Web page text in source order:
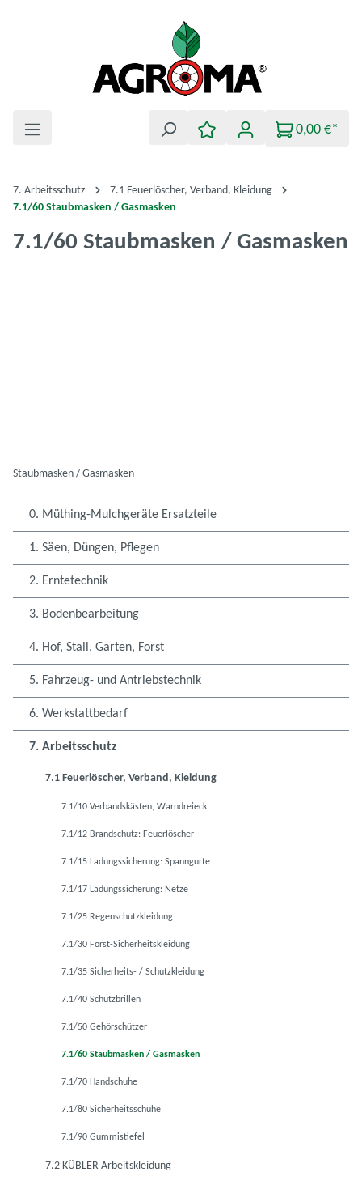
0,00 €*
7. Arbeitsschutz
7.1 Feuerlöscher, Verband, Kleidung
7.1/60 Staubmasken / Gasmasken
7.1/60 Staubmasken / Gasmasken
Staubmasken / Gasmasken
0. Müthing-Mulchgeräte Ersatzteile
1. Säen, Düngen, Pflegen
2. Erntetechnik
3. Bodenbearbeitung
4. Hof, Stall, Garten, Forst
5. Fahrzeug- und Antriebstechnik
6. Werkstattbedarf
7. Arbeitsschutz
7.1 Feuerlöscher, Verband, Kleidung
7.1/10 Verbandskästen, Warndreieck
7.1/12 Brandschutz: Feuerlöscher
7.1/15 Ladungssicherung: Spanngurte
7.1/17 Ladungssicherung: Netze
7.1/25 Regenschutzkleidung
7.1/30 Forst-Sicherheitskleidung
7.1/35 Sicherheits- / Schutzkleidung
7.1/40 Schutzbrillen
7.1/50 Gehörschützer
7.1/60 Staubmasken / Gasmasken
7.1/70 Handschuhe
7.1/80 Sicherheitsschuhe
7.1/90 Gummistiefel
7.2 KÜBLER Arbeitskleidung